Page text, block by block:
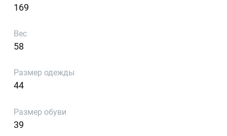
169
Вес
58
Размер одежды
44
Размер обуви
39